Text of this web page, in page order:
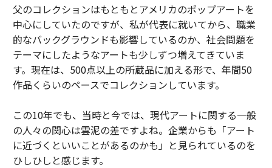
父のコレクションはもともとアメリカのポップアートを
中心にしていたのですが、私が代表に就いてから、職業
的なバックグラウンドも影響しているのか、社会問題を
テーマにしたようなアートも少しずつ増えてきていま
す。現在は、500点以上の所蔵品に加える形で、年間50
作品くらいのペースでコレクションしています。
この10年でも、当時と今では、現代アートに関する一般
の人々の関心は雲泥の差ですよね。企業からも「アート
に近づくといいことがあるのかも」と見られているのを
ひしひしと感じます。